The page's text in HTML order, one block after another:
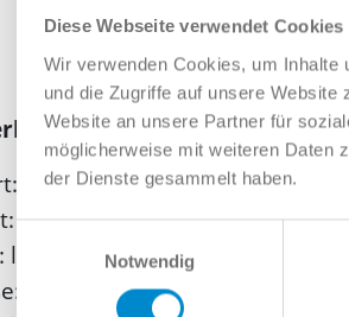
Diese Webseite verwendet Cookies
Wir verwenden Cookies, um Inhalte
und die Zugriffe auf unsere
Website an unsere Partner für
möglicherweise mit weiteren Daten
der Dienste gesammelt haben.
Notwendig
und Emissionen
l/100km
l/100km
100km
l/100km